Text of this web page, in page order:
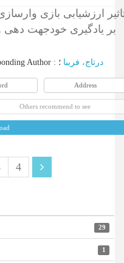
ارزشیابی بازی
بر یادگیری خودجهت دهی
Author : درتاج، فریبا ؛
Address
Others recommend to see
4
29
1